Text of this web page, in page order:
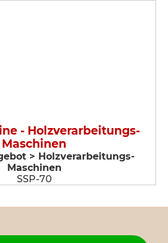
- Holzverarbeitungs-
Maschinen
> Holzverarbeitungs-
Maschinen
SSP-70